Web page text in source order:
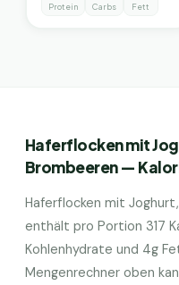
Protein Carbs Fett
Haferflocken mit
Brombeeren—
Haferflocken mit
enthält pro Portion 317
Kohlenhydrate und 4g
Mengenrechner oben